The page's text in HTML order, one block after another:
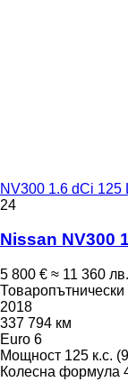
NV300 1.6 dCi 125
24
Nissan NV300
5 800 € ≈ 11 360 лв.
Товаропътнически
2018
337 794 км
Euro 6
Мощност 125 к.с.
Колесна формула